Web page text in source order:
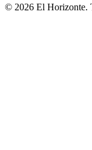
© 2026 El Horizonte.